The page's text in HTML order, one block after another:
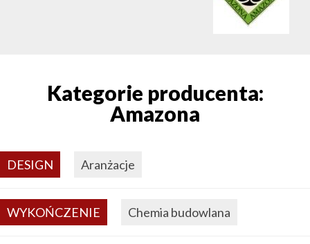
Kategorie producenta:
Amazona
DESIGN Aranżacje
WYKOŃCZENIE Chemia budowlana